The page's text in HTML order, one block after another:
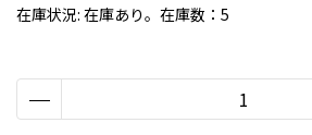
在庫状況: 在庫あり。在庫数：5